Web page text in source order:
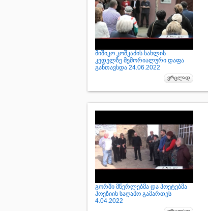
მიშიკო კოშკაძის სახლის
კედელზე მემორიალური დაფა
განთავსდა 24.06.2022
გორში მწერლებმა და პოეტებმა
პოეზიის საღამო გამართეს
4.04.2022